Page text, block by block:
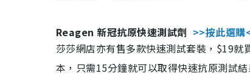
Reagen 新冠抗原快速測試劑 >>按此選購
莎莎網店亦有售多款快速測試套裝，$19
本，只需15分鐘就可以取得快速抗原測試